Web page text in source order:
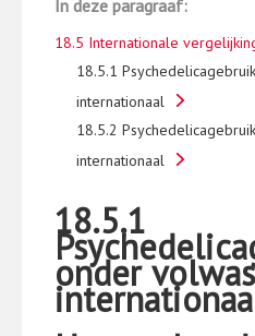
In deze paragraaf:
18.5 Internationale
18.5.1
internationaal
18.5.2
internationaal
18.5.1
onder